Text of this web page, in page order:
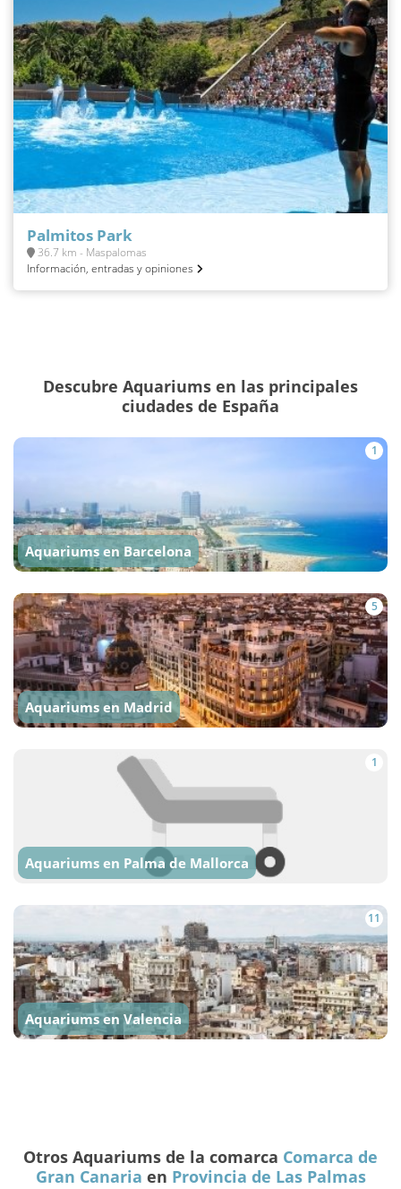
Palmitos Park
36.7 km - Maspalomas
Información, entradas y opiniones
Descubre Aquariums en las principales
ciudades de España
1
Aquariums en Barcelona
5
Aquariums en Madrid
1
Aquariums en Palma de Mallorca
11
Aquariums en Valencia
Otros Aquariums de la comarca Comarca de
Gran Canaria en Provincia de Las Palmas